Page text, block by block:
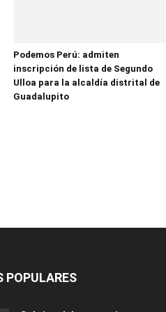
Podemos Perú: admiten
inscripción de lista de Segundo
Ulloa para la alcaldía distrital de
Guadalupito
POPULARES